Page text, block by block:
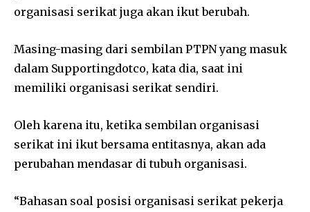
organisasi serikat juga akan ikut berubah.
Masing-masing dari sembilan PTPN yang masuk
dalam Supportingdotco, kata dia, saat ini
memiliki organisasi serikat sendiri.
Oleh karena itu, ketika sembilan organisasi
serikat ini ikut bersama entitasnya, akan ada
perubahan mendasar di tubuh organisasi.
“Bahasan soal posisi organisasi serikat pekerja